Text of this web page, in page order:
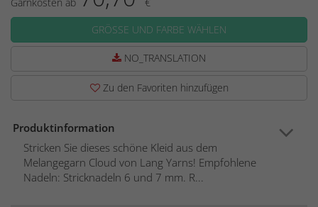
GRÖSSE UND FARBE WÄHLEN
NO_TRANSLATION
Zu den Favoriten hinzufügen
Produktinformation
Stricken Sie dieses schöne Kleid aus dem
Melangegarn Cloud von Lang Yarns! Empfohlene
Nadeln: Stricknadeln 6 und 7 mm. R...